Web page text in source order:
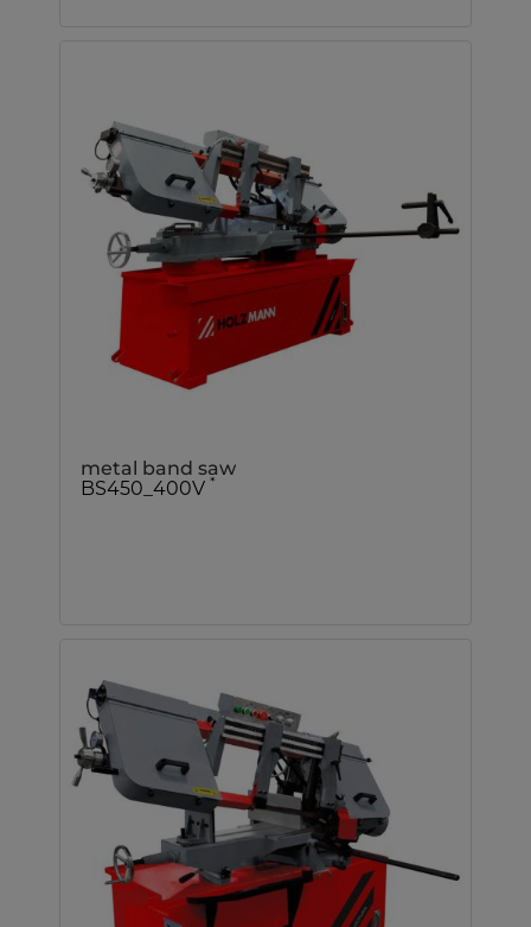
metal band saw
BS450_400V *